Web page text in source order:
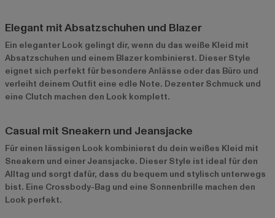
Elegant mit Absatzschuhen und Blazer
Ein eleganter Look gelingt dir, wenn du das weiße Kleid mit
Absatzschuhen und einem Blazer kombinierst. Dieser Style
eignet sich perfekt für besondere Anlässe oder das Büro und
verleiht deinem Outfit eine edle Note. Dezenter Schmuck und
eine Clutch machen den Look komplett.
Casual mit Sneakern und Jeansjacke
Für einen lässigen Look kombinierst du dein weißes Kleid mit
Sneakern und einer Jeansjacke. Dieser Style ist ideal für den
Alltag und sorgt dafür, dass du bequem und stylisch unterwegs
bist. Eine Crossbody-Bag und eine Sonnenbrille machen den
Look perfekt.